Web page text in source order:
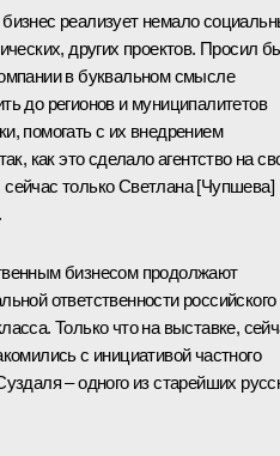
реализует немало
других проектов. Просил
в буквальном смысле
до регионов и муниципалитетов
помогать с их внедрением
как это сделало агентство на
только Светлана [Чупшева]
бизнесом продолжают
ответственности российского
Только что на выставке,
с инициативой частного
– одного из старейших